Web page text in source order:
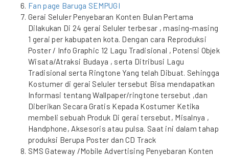
Fan page Baruga SEMPUGI
Gerai Seluler Penyebaran Konten Bulan Pertama
Dilakukan Di 24 gerai Seluler terbesar , masing-masing
1 gerai per kabupaten kota. Dengan cara Reproduksi
Poster / Info Graphic 12 Lagu Tradisional , Potensi Objek
Wisata/Atraksi Budaya , serta Ditribusi Lagu
Tradisional serta Ringtone Yang telah Dibuat. Sehingga
Kostumer di gerai Seluler tersebut Bisa mendapatkan
Informasi tentang Wallpaper/ringtone tersebut ,dan
Diberikan Secara Gratis Kepada Kostumer Ketika
membeli sebuah Produk Di gerai tersebut, Misalnya ,
Handphone, Aksesoris atau pulsa. Saat ini dalam tahap
produksi Berupa Poster dan CD Track
SMS Gateway /Mobile Advertising Penyebaran Konten